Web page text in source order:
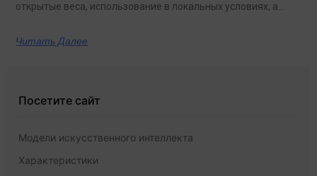
открытые веса, использование в локальных условиях, а
конкретных задач на сегодняшний день.
Читать Далее
Посетите сайт
Модели искусственного интеллекта
Характеристики